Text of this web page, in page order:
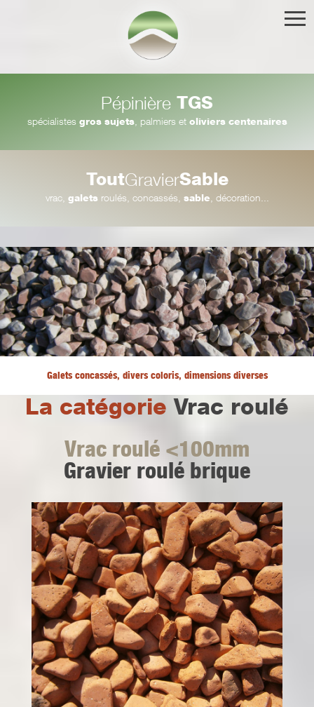
Pépinière TGS
spécialistes gros sujets, palmiers et oliviers centenaires
ToutGravierSable
vrac, galetsroulés, concassés, sable , décoration...
Galets concassés, divers coloris, dimensions diverses
La catégorieVrac roulé
Vrac roulé <100mm
Gravier roulé brique